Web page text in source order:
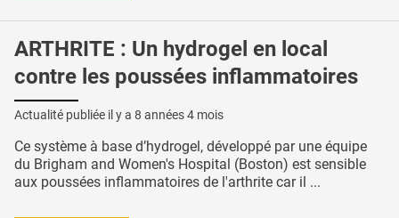
ARTHRITE : Un hydrogel en local
contre les poussées inflammatoires
Actualité publiée il y a 8 années 4 mois
Ce système à base d’hydrogel, développé par une équipe
du Brigham and Women's Hospital (Boston) est sensible
aux poussées inflammatoires de l'arthrite car il ...